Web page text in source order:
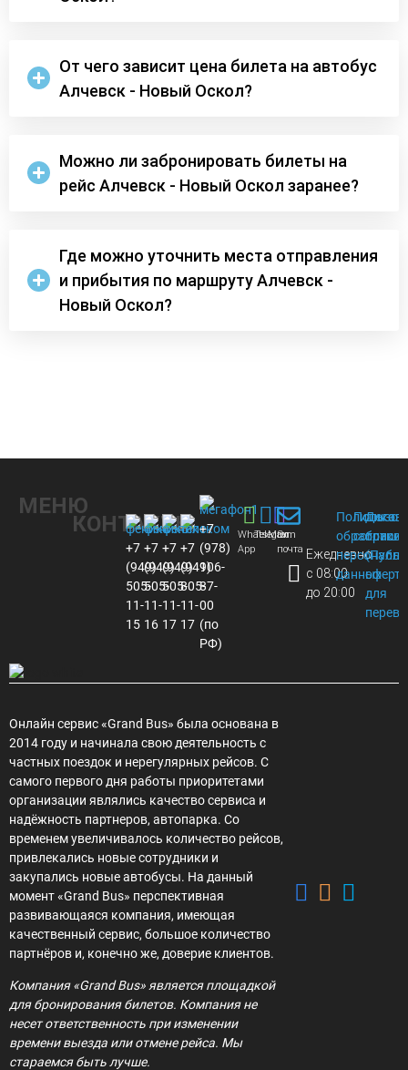
От чего зависит цена билета на автобус
Алчевск - Новый Оскол?
Можно ли забронировать билеты на
рейс Алчевск - Новый Оскол заранее?
Где можно уточнить места отправления
и прибытия по маршруту Алчевск -
Новый Оскол?
МЕНЮ
КОНТАКТЫ
+7
(949)
505-
11-
15
+7
(949)
505-
11-
16
+7
(949)
505-
11-
17
+7
(949)
805-
11-
17
+7
(978)
106-
87-
00
(по
РФ)
Whats
App
Telegram
MaxЭл.
почта Ежедневно
с 08:00
до 20:00
Политика
обработки
данных
для
Онлайн сервис «Grand Bus» была основана в
2014 году и начинала свою деятельность с
частных поездок и нерегулярных рейсов. С
самого первого дня работы приоритетами
организации являлись качество сервиса и
надёжность партнеров, автопарка. Со
временем увеличивалось количество рейсов,
привлекались новые сотрудники и
закупались новые автобусы. На данный
момент «Grand Bus» перспективная
развивающаяся компания, имеющая
качественный сервис, большое количество
партнёров и, конечно же, доверие клиентов.
Компания «Grand Bus» является площадкой
для бронирования билетов. Компания не
несет ответственность при изменении
времени выезда или отмене рейса. Мы
стараемся быть лучше.